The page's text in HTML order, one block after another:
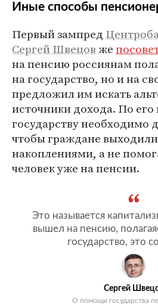
Иные способы
Первый зампред
Сергей Швецовже
на пенсию россиянам
на государство, но и на
предложил им искать
источники дохода. По
государству необходимо
чтобы граждане
накоплениями, а не
человек уже на пенсии.
Это называется
вышел на пенсию,
государство, это
Сергей
О помощи государства